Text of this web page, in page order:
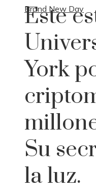
Brand New Day
Este
York
Su
la luz.